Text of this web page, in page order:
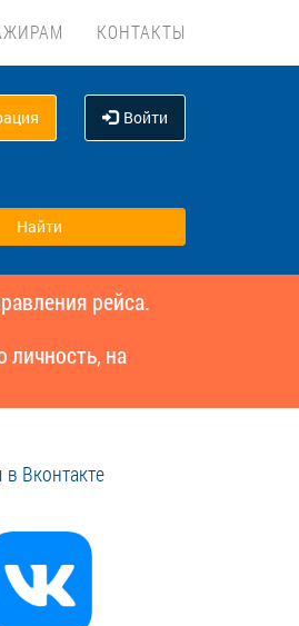
КОНТАКТЫ
Войти
рейса.
на
Вконтакте